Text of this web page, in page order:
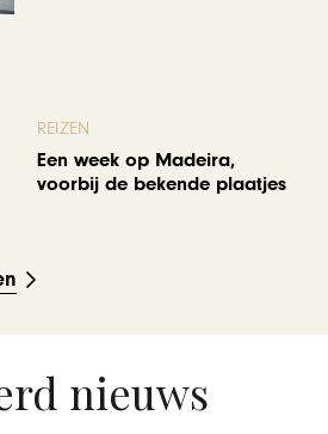
REIZEN
Een week op Madeira,
voorbij de bekende plaatjes
nieuws